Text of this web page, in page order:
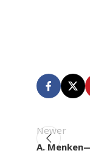
Newer
A.